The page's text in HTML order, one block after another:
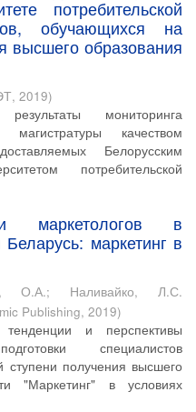
потребительской
обучающихся на
высшего образования
, 2019)
мониторинга
магистратуры качеством
Белорусским
потребительской
маркетологов в
Беларусь: маркетинг в
О.А.; Наливайко, Л.С.
Publishing, 2019)
и перспективы
специалистов
ступени получения высшего
"Маркетинг" в условиях